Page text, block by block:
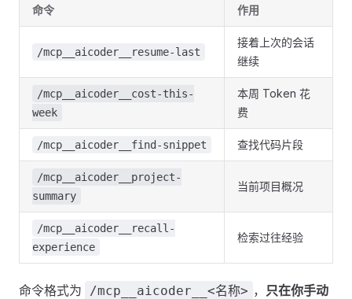
命令 作用
/mcp__aicoder__resume-last
接着上次的会话
继续
/mcp__aicoder__cost-this-
week
本周 Token 花
费
/mcp__aicoder__find-snippet 查找代码片段
/mcp__aicoder__project-
summary
当前项目概况
/mcp__aicoder__recall-
experience
检索过往经验
命令格式为 /mcp__aicoder__<名称> ， 只在你手动